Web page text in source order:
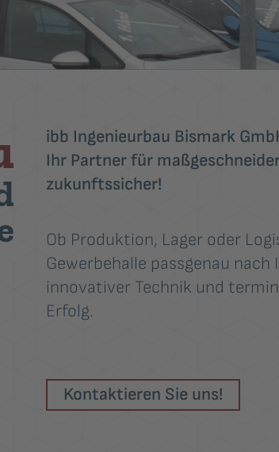
ibb Ingenieurbau Bismark
Ihr Partner für
zukunftssicher!
Ob Produktion, Lager oder
Gewerbehalle passgenau
innovativer Technik und
Erfolg.
Kontaktieren Sie uns!